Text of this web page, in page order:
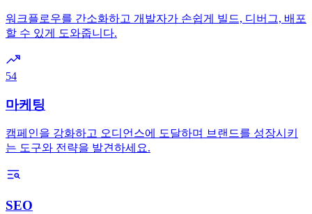
워크플로우를 간소화하고 개발자가 손쉽게 빌드, 디버그, 배포
할 수 있게 도와줍니다.
54
마케팅
캠페인을 강화하고 오디언스에 도달하며 브랜드를 성장시키
는 도구와 전략을 발견하세요.
SEO